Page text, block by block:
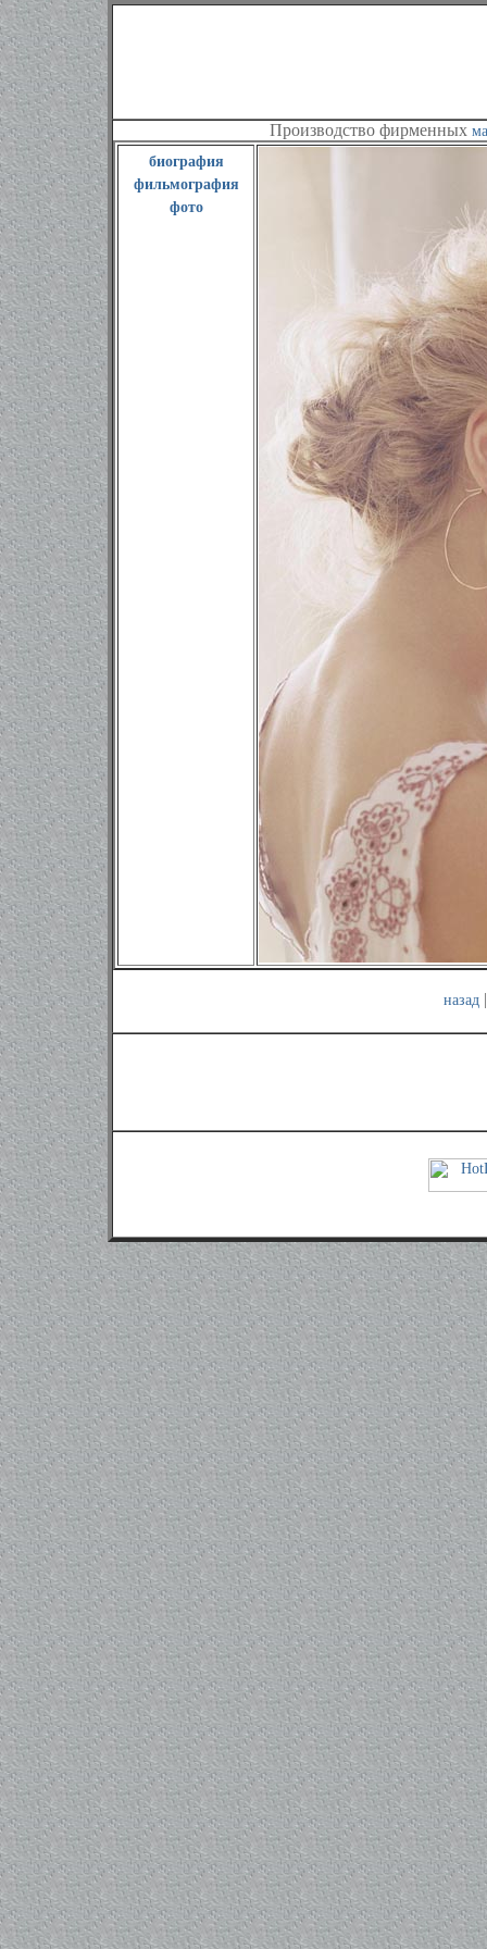
Производство фирменных
биография
фильмография
фото
назад